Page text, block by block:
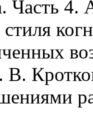
Часть 4.
стиля